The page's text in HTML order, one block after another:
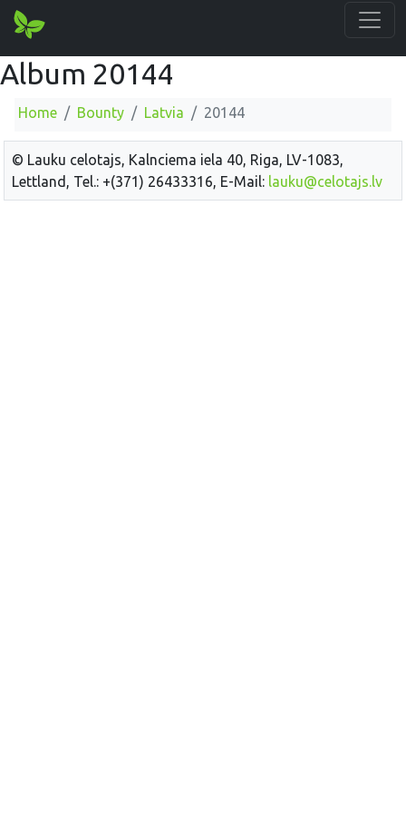
Album 20144
Home Bounty Latvia 20144
© Lauku celotajs, Kalnciema iela 40, Riga, LV-1083,
Lettland, Tel.: +(371) 26433316, E-Mail: lauku@celotajs.lv